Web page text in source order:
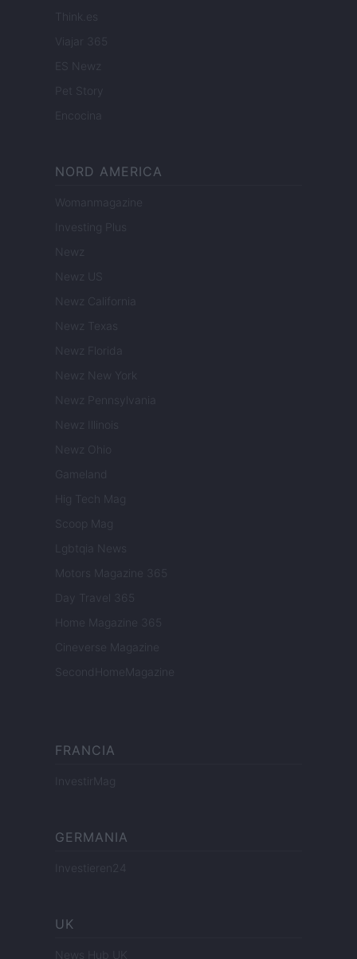
Think.es
Viajar 365
ES Newz
Encocina
NORD AMERICA
Womanmagazine
Investing Plus
Newz
Newz US
Newz California
Newz Texas
Newz Florida
Newz New York
Newz Pennsylvania
Newz Illinois
Newz Ohio
Gameland
Hig Tech Mag
Scoop Mag
Lgbtqia News
Motors Magazine 365
Day Travel 365
Home Magazine 365
Cineverse Magazine
SecondHomeMagazine
FRANCIA
InvestirMag
GERMANIA
Investieren24
UK
News Hub UK